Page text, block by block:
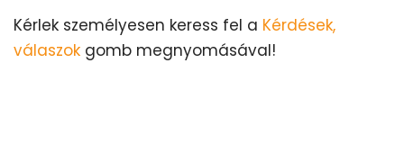
Kérlek személyesen keress fel a Kérdések,
válaszok gomb megnyomásával!